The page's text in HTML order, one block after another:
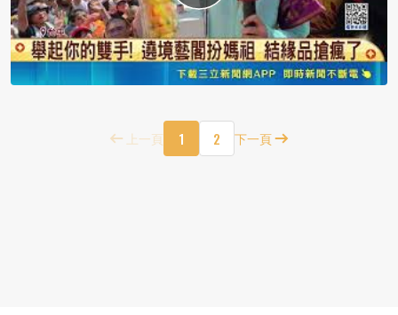
上一頁 1 2 下一頁